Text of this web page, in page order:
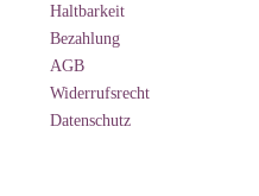
Haltbarkeit
Bezahlung
AGB
Widerrufsrecht
Datenschutz